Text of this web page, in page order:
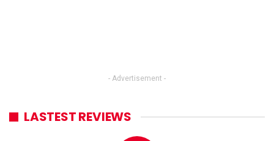
- Advertisement -
LASTEST REVIEWS